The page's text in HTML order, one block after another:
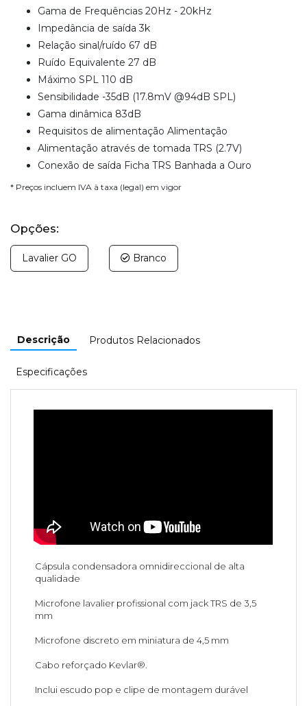
Gama de Frequências 20Hz - 20kHz
Impedância de saída 3k
Relação sinal/ruído 67 dB
Ruído Equivalente 27 dB
Máximo SPL 110 dB
Sensibilidade -35dB (17.8mV @94dB SPL)
Gama dinâmica 83dB
Requisitos de alimentação Alimentação
Alimentação através de tomada TRS (2.7V)
Conexão de saída Ficha TRS Banhada a Ouro
* Preços incluem IVA à taxa (legal) em vigor
Opções:
Lavalier GO Branco
Descrição Produtos Relacionados
Especificações
Cápsula condensadora omnidireccional de alta
qualidade
Microfone lavalier profissional com jack TRS de 3,5
mm
Microfone discreto em miniatura de 4,5 mm
Cabo reforçado Kevlar®.
Inclui escudo pop e clipe de montagem durável